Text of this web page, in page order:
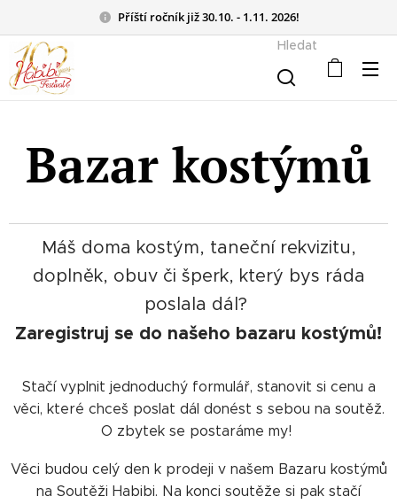
Příští ročník již 30.10. - 1.11. 2026!
Hledat
Bazar kostýmů
Máš doma kostým, taneční rekvizitu,
doplněk, obuv či šperk, který bys ráda
poslala dál?
Zaregistruj se do našeho bazaru kostýmů!
Stačí vyplnit jednoduchý formulář, stanovit si cenu a
věci, které chceš poslat dál donést s sebou na soutěž.
O zbytek se postaráme my!
Věci budou celý den k prodeji v našem Bazaru kostýmů
na Soutěži Habibi. Na konci soutěže si pak stačí